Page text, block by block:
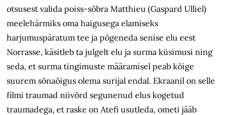
otsusest valida poiss-sõbra Matthieu (Gaspard Ulliel)
meelehärmiks oma haigusega elamiseks
harjumuspäratum tee ja põgeneda senise elu eest
Norrasse, käsitleb ta julgelt elu ja surma küsimusi ning
seda, et surma tingimuste määramisel peab kõige
suurem sõnaõigus olema surijal endal. Ekraanil on selle
filmi traumad niivõrd segunenud elus kogetud
traumadega, et raske on Atefi usutleda, ometi jääb